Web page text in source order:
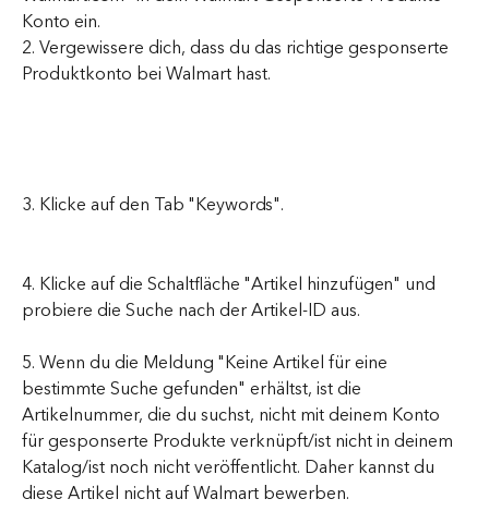
Konto ein.
2. Vergewissere dich, dass du das richtige gesponserte
Produktkonto bei Walmart hast.
3. Klicke auf den Tab "Keywords".
4. Klicke auf die Schaltfläche "Artikel hinzufügen" und
probiere die Suche nach der Artikel-ID aus.
5. Wenn du die Meldung "Keine Artikel für eine
bestimmte Suche gefunden" erhältst, ist die
Artikelnummer, die du suchst, nicht mit deinem Konto
für gesponserte Produkte verknüpft/ist nicht in deinem
Katalog/ist noch nicht veröffentlicht. Daher kannst du
diese Artikel nicht auf Walmart bewerben.